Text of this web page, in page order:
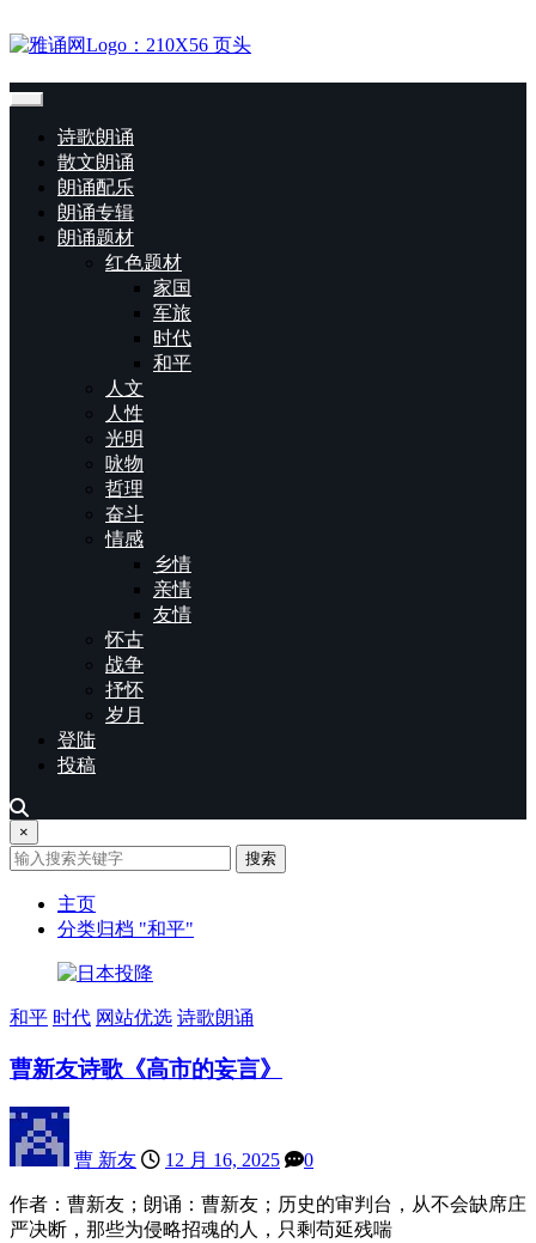
诗歌朗诵
散文朗诵
朗诵配乐
朗诵专辑
朗诵题材
红色题材
家国
军旅
时代
和平
人文
人性
光明
咏物
哲理
奋斗
情感
乡情
亲情
友情
怀古
战争
抒怀
岁月
登陆
投稿
×
搜索
主页
分类归档 "和平"
和平 时代 网站优选 诗歌朗诵
曹新友诗歌《高市的妄言》
曹 新友 12 月 16, 2025 0
作者：曹新友；朗诵：曹新友；历史的审判台，从不会缺席庄
严决断，那些为侵略招魂的人，只剩苟延残喘